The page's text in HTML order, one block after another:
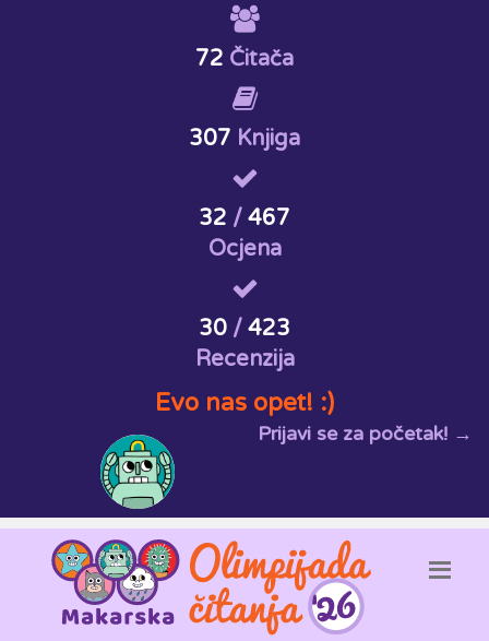
72 Čitača
307 Knjiga
32 / 467
Ocjena
30 / 423
Recenzija
Evo nas opet! :)
Prijavi se za početak! →